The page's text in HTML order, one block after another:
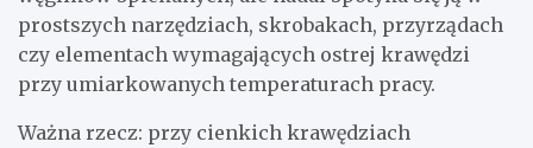
prostszych narzędziach, skrobakach, przyrządach
czy elementach wymagających ostrej krawędzi
przy umiarkowanych temperaturach pracy.
Ważna rzecz: przy cienkich krawędziach